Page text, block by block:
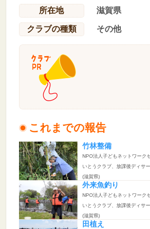
所在地
滋賀県
クラブの種類
その他
これまでの報告
竹林整備
NPO法人子どもネットワーク
いとうクラブ、放課後ディサ
(滋賀県)
外来魚釣り
NPO法人子どもネットワーク
いとうクラブ、放課後ディサ
(滋賀県)
田植え